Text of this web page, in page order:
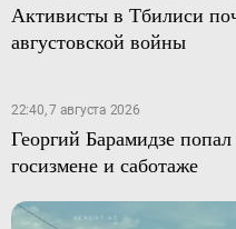
Активисты в Тбилиси
августовской войны
22:40, 7 августа 2026
Георгий Барамидзе
госизмене и саботаже